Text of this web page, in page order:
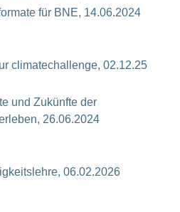
für BNE, 14.06.2024
climatechallenge, 02.12.25
und Zukünfte der
26.06.2024
06.02.2026